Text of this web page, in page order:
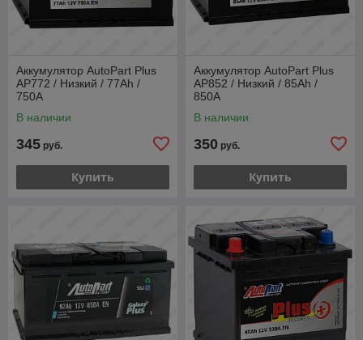
Аккумулятор AutoPart Plus
AP772 / Низкий / 77Ah /
750А
В наличии
345 руб.
Купить
Аккумулятор AutoPart Plus
AP852 / Низкий / 85Ah /
850А
В наличии
350 руб.
Купить